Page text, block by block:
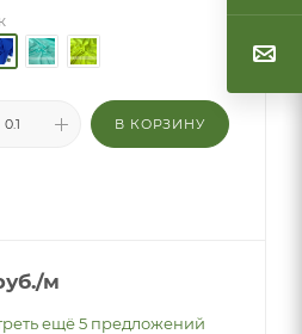
В КОРЗИНУ
/м
ещё 5 предложений